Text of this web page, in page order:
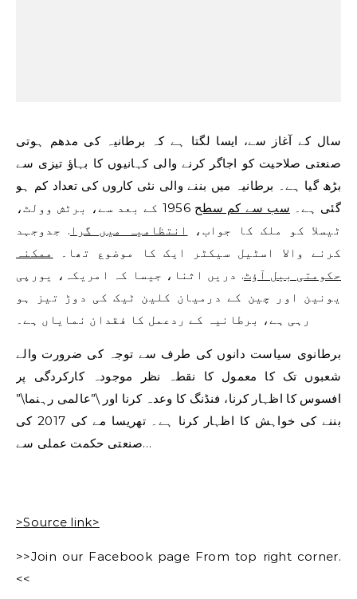
سال کے آغاز سے، ایسا لگتا ہے کہ برطانیہ کی مدھم ہوتی
صنعتی صلاحیت کو اجاگر کرنے والی کہانیوں کا بہاؤ تیزی سے
بڑھ گیا ہے۔ برطانیہ میں بننے والی نئی کاروں کی تعداد کم ہو
گئی ہے۔ سب سے کم سطح
1956 کے بعد سے، برٹش وولٹ،
ٹیسلا کو ملک کا جواب،
انتظامیہ میں گرا . جدوجہد
کرنے والا اسٹیل سیکٹر ایک کا موضوع تھا۔
ممکنہ
حکومتی بیل آؤٹ. دریں اثنا، جیسا کہ امریکہ، یورپی
یونین اور چین کے درمیان کلین ٹیک کی دوڑ تیز ہو
رہی ہے، برطانیہ کے ردعمل کا فقدان نمایاں ہے۔
برطانوی سیاست دانوں کی طرف سے توجہ کی ضرورت والے
شعبوں تک کا معمول کا نقطہ نظر موجودہ کارکردگی پر
افسوس کا اظہار کرنا، فنڈنگ ​​کا وعدہ کرنا اور \”عالمی رہنما\”
بننے کی خواہش کا اظہار کرنا ہے۔ تھریسا مے کی 2017 کی
صنعتی حکمت عملی سے…
>Source link>
>>Join our Facebook page From top right corner.
<<